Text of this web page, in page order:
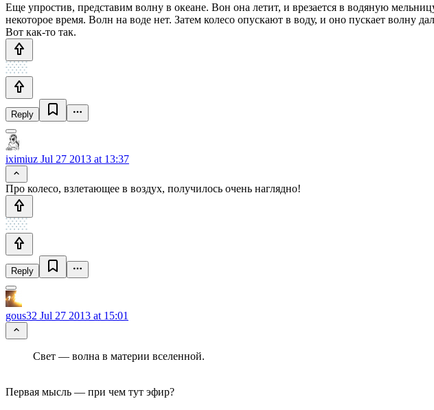
Еще упростив, представим волну в океане. Вон она летит, и врезается в водяную
некоторое время. Волн на воде нет. Затем колесо опускают в воду, и оно пускает волну
Вот как-то так.
Reply
iximiuz Jul 27 2013 at 13:37
Про колесо, взлетающее в воздух, получилось очень наглядно!
Reply
gous32 Jul 27 2013 at 15:01
Свет — волна в материи вселенной.
Первая мысль — при чем тут эфир?